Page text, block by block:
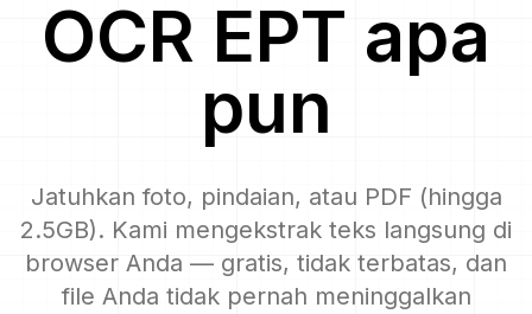
OCR EPT apa
pun
Jatuhkan foto, pindaian, atau PDF (hingga
2.5GB). Kami mengekstrak teks langsung di
browser Anda — gratis, tidak terbatas, dan
file Anda tidak pernah meninggalkan